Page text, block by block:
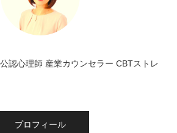
認心理師 産業カウンセラー CBTストレ
プロフィール